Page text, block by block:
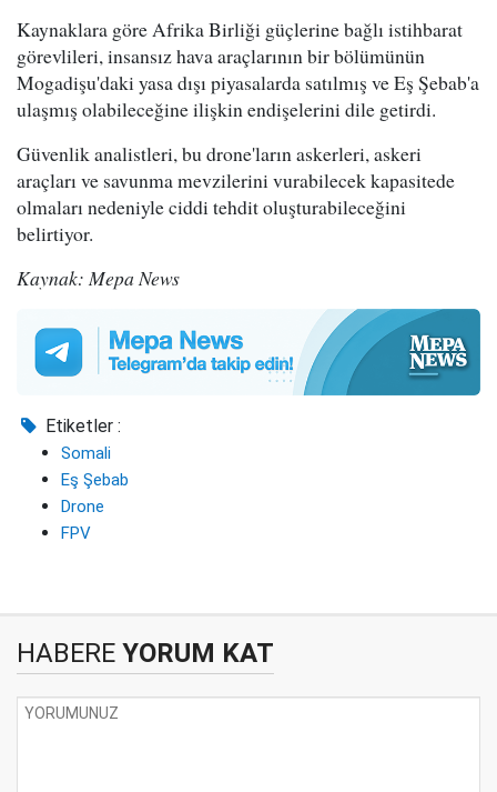
Kaynaklara göre Afrika Birliği güçlerine bağlı istihbarat
görevlileri, insansız hava araçlarının bir bölümünün
Mogadişu'daki yasa dışı piyasalarda satılmış ve Eş Şebab'a
ulaşmış olabileceğine ilişkin endişelerini dile getirdi.
Güvenlik analistleri, bu drone'ların askerleri, askeri
araçları ve savunma mevzilerini vurabilecek kapasitede
olmaları nedeniyle ciddi tehdit oluşturabileceğini
belirtiyor.
Kaynak: Mepa News
Etiketler :
Somali
Eş Şebab
Drone
FPV
HABERE YORUM KAT